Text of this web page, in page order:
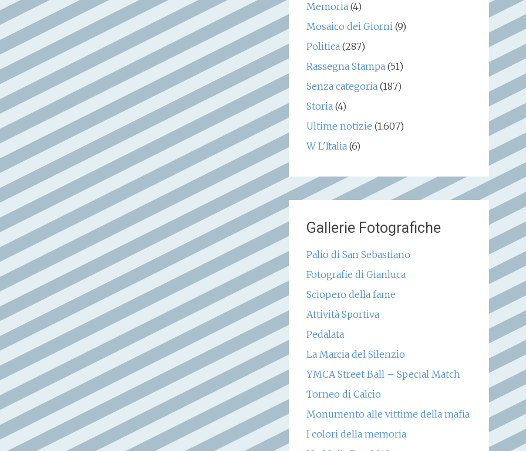
Memoria(4)
Mosaico dei Giorni(9)
Politica(287)
Rassegna Stampa(51)
Senza categoria(187)
Storia(4)
Ultime notizie (1.607)
W L'Italia(6)
Gallerie Fotografiche
Palio di San Sebastiano
Fotografie di Gianluca
Sciopero della fame
Attività Sportiva
Pedalata
La Marcia del Silenzio
YMCA Street Ball – Special Match
Torneo di Calcio
Monumento alle vittime della mafia
I colori della memoria